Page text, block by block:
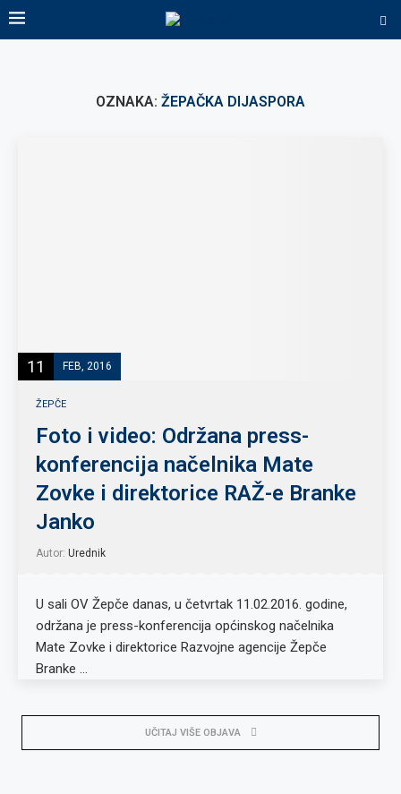
OZNAKA: ŽEPAČKA DIJASPORA
11 FEB, 2016
ŽEPČE
Foto i video: Održana press-
konferencija načelnika Mate
Zovke i direktorice RAŽ-e Branke
Janko
Autor: Urednik
U sali OV Žepče danas, u četvrtak 11.02.2016. godine,
održana je press-konferencija općinskog načelnika
Mate Zovke i direktorice Razvojne agencije Žepče
Branke …
UČITAJ VIŠE OBJAVA